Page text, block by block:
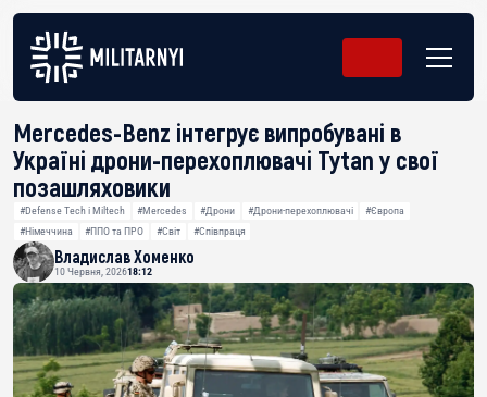
Mercedes-Benz інтегрує випробувані в
Україні дрони-перехоплювачі Tytan у свої
позашляховики
#Defense Tech і Miltech #Mercedes #Дрони #Дрони-перехоплювачі
#Європа
#Німеччина
#ППО та ПРО #Світ #Співпраця
Владислав Хоменко
10 Червня, 202618:12